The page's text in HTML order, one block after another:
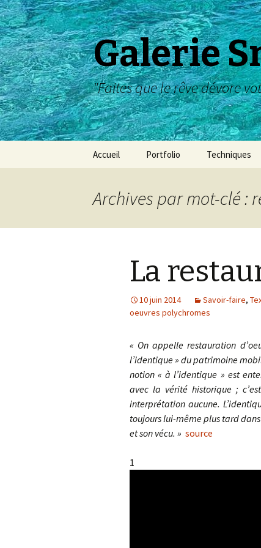
Galerie
"Faites que le rêve dévore
Accueil Portfolio
Album Peinture
Travaux pratiques :
dessin ou peinture
À petits pas
Techniques
Archives par mot-clé :
La
10 juin 2014 Savoir-faire,
oeuvres polychromes
« On appelle restauration
l’identique » du patrimoine
notion « à l’identique » est
avec la vérité historique ;
interprétation aucune.
toujours lui-même plus tard
et son vécu. » source
1